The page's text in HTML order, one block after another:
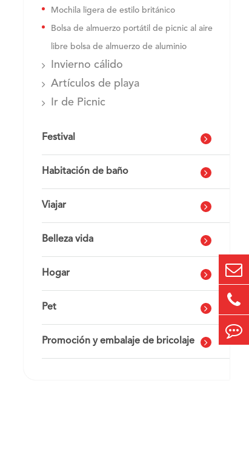
Mochila ligera de estilo británico
Bolsa de almuerzo portátil de picnic al aire
libre bolsa de almuerzo de aluminio
Invierno cálido
Artículos de playa
Ir de Picnic
Festival
Habitación de baño
Viajar
Belleza vida
Hogar
Pet
Promoción y embalaje de bricolaje